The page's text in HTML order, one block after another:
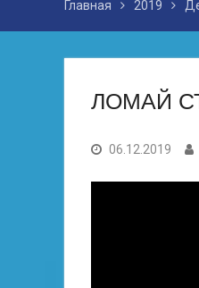
Главная 2019
ЛОМАЙ
06.12.2019